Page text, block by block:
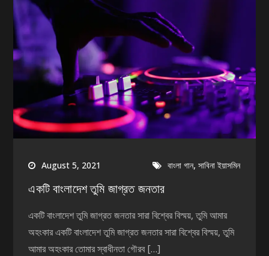
August 5, 2021 বাংলা গান,সাবিনা ইয়াসমিন
একটি বাংলাদেশ তুমি জাগ্রত জনতার
একটি বাংলাদেশ তুমি জাগ্রত জনতার সারা বিশ্বের বিস্ময়, তুমি আমার
অহংকার একটি বাংলাদেশ তুমি জাগ্রত জনতার সারা বিশ্বের বিস্ময়, তুমি
আমার অহংকার তোমার স্বাধীনতা গৌরব […]